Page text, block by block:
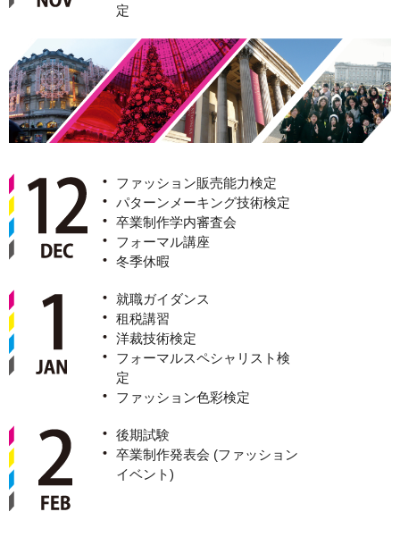
定
ファッション販売能力検定
パターンメーキング技術検定
卒業制作学内審査会
フォーマル講座
冬季休暇
就職ガイダンス
租税講習
洋裁技術検定
フォーマルスペシャリスト検
定
ファッション色彩検定
後期試験
卒業制作発表会 (ファッション
イベント)